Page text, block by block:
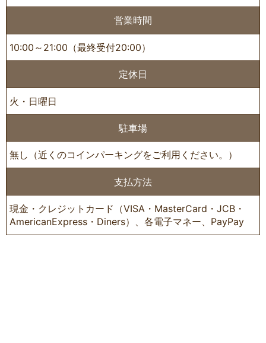
営業時間
10:00～21:00（最終受付20:00）
定休日
火・日曜日
駐車場
無し（近くのコインパーキングをご利用ください。）
支払方法
現金・クレジットカード（VISA・MasterCard・JCB・
AmericanExpress・Diners）、各電子マネー、PayPay